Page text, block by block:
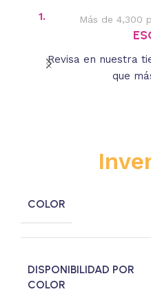
1. Más de 4,300
Revisa en nuestra
que
COLOR
DISPONIBILIDAD POR
COLOR